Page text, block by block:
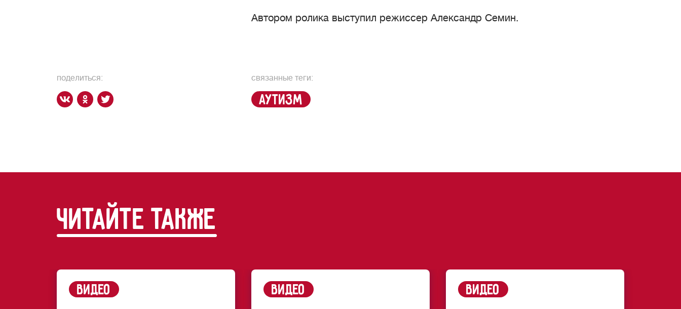
Автором ролика выступил режиссер Александр Семин.
поделиться: связанные теги:
аутизм
читайте также
Видео Видео Видео